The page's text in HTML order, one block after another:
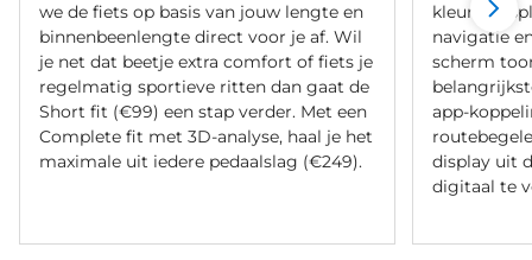
we de fiets op basis van jouw lengte en
binnenbeenlengte direct voor je af. Wil
je net dat beetje extra comfort of fiets je
regelmatig sportieve ritten dan gaat de
Short fit (€99) een stap verder. Met een
Complete fit met 3D-analyse, haal je het
maximale uit iedere pedaalslag (€249).
navigatie
scherm
app-
display uit
digitaal te